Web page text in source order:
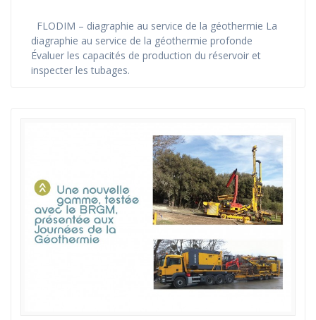
FLODIM – diagraphie au service de la géothermie La
diagraphie au service de la géothermie profonde
Évaluer les capacités de production du réservoir et
inspecter les tubages.